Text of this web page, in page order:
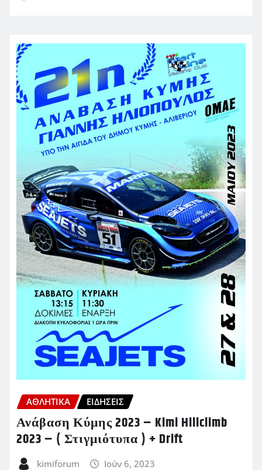
ΑΘΛΗΤΙΚΑ ΕΙΔΗΣΕΙΣ
Ανάβαση Κύμης 2023 – Kimi Hillclimb
2023 – ( Στιγμιότυπα ) + Drift
kimiforum Ιούν 6, 2023